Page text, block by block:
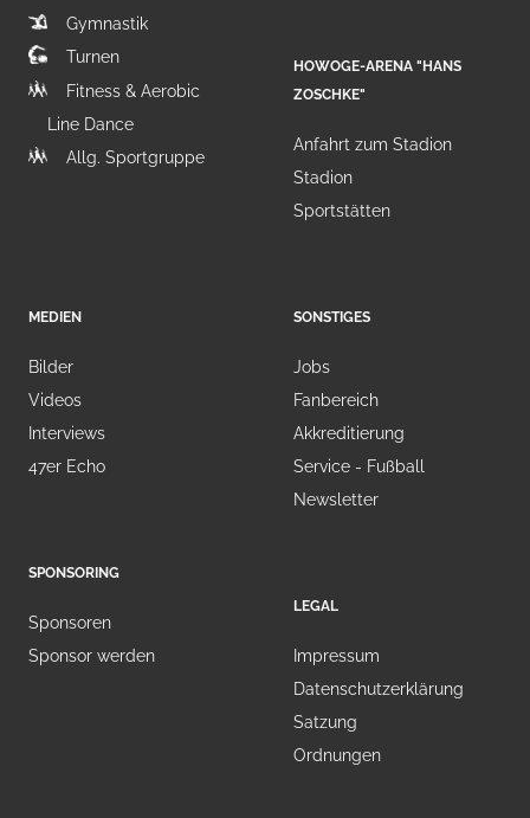
Gymnastik
Turnen
Fitness & Aerobic
Line Dance
Allg. Sportgruppe
HOWOGE-ARENA "HANS
ZOSCHKE"
Anfahrt zum Stadion
Stadion
Sportstätten
MEDIEN
Bilder
Videos
Interviews
47er Echo
SPONSORING
Sponsoren
Sponsor werden
SONSTIGES
Jobs
Fanbereich
Akkreditierung
Service - Fußball
Newsletter
LEGAL
Impressum
Datenschutzerklärung
Satzung
Ordnungen